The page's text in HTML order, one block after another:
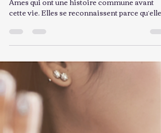
relation d'Âme Soeur ?
Je t'explique celle-ci.
Dans la spiritualité, les Âmes sœurs sont des
Âmes qui ont une histoire commune avant
cette vie. Elles se reconnaissent parce qu’elles
vibrent sur une fréquence similaire et
partagent un contrat d’âme : un accord passé
avant l’incarnation pour s’aider à évoluer. 👉
Le but n’est pas seulement l’amour, mais